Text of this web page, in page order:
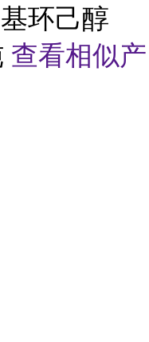
环己醇
查看相似产